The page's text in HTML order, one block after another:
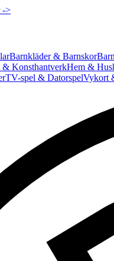
->
Barnkläder & Barnskor
& KonsthantverkHem &
TV-spel & DatorspelVykort